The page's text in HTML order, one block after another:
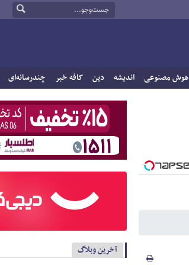
هوش مصنوعی اندیشه دین کافه خبر چندرسانه‌ای
آخرین وبلاگ